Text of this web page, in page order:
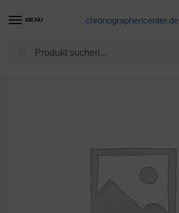
MENU chronographencenter.de
Japan Citizen 067-148 Winkelhebel